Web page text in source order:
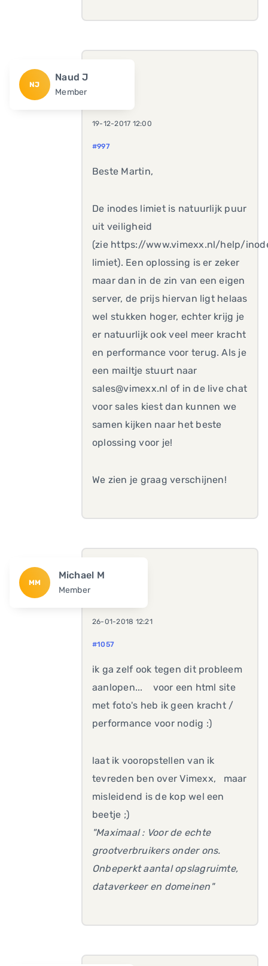
NJ
Naud J
Member
19-12-2017 12:00
#997
Beste Martin,
De inodes limiet is natuurlijk puur
uit veiligheid
(zie https://www.vimexx.nl/help/
limiet). Een oplossing is er zeker
maar dan in de zin van een eigen
server, de prijs hiervan ligt helaas
wel stukken hoger, echter krijg je
er natuurlijk ook veel meer kracht
en performance voor terug. Als je
een mailtje stuurt naar
sales@vimexx.nl of in de live chat
voor sales kiest dan kunnen we
samen kijken naar het beste
oplossing voor je!
We zien je graag verschijnen!
MM
Michael M
Member
26-01-2018 12:21
#1057
ik ga zelf ook tegen dit probleem
aanlopen... voor een html site
met foto's heb ik geen kracht /
performance voor nodig :)
laat ik vooropstellen van ik
tevreden ben over Vimexx, maar
misleidend is de kop wel een
beetje ;)
"Maximaal : Voor de echte
grootverbruikers onder ons.
Onbeperkt aantal opslagruimte,
dataverkeer en domeinen"